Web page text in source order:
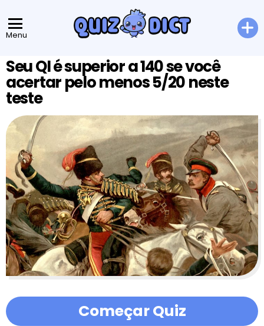
Menu
Seu QI é superior a 140 se você
acertar pelo menos 5/20 neste
teste
Começar Quiz